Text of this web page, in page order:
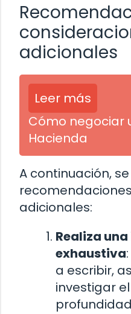
adicionales
Leer más
Cómo negociar
Hacienda
A continuación,
adicionales:
Realiza
exhaustiva
a escribir,
investigar